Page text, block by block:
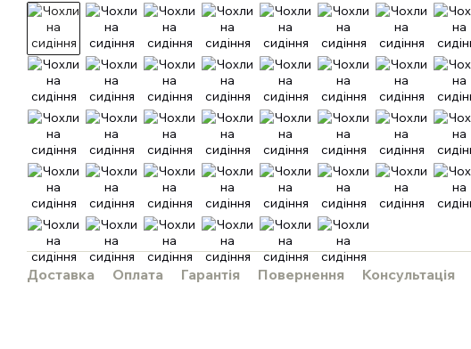
Доставка Оплата Гарантія Повернення Консультація